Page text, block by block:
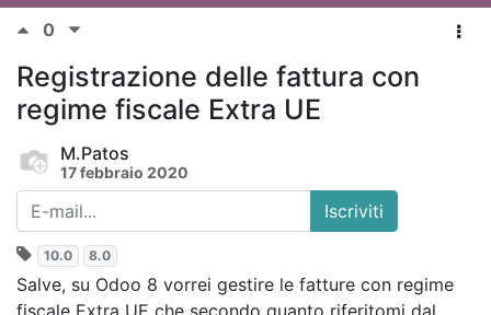
0
Registrazione delle fattura con
regime fiscale Extra UE
M.Patos
17 febbraio 2020
Iscriviti
10.0 8.0
Salve, su Odoo 8 vorrei gestire le fatture con regime